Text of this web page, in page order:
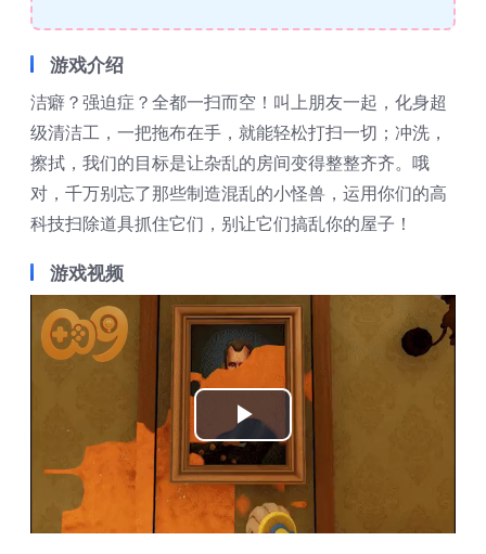
游戏介绍
洁癖？强迫症？全都一扫而空！叫上朋友一起，化身超
级清洁工，一把拖布在手，就能轻松打扫一切；冲洗，
擦拭，我们的目标是让杂乱的房间变得整整齐齐。哦
对，千万别忘了那些制造混乱的小怪兽，运用你们的高
科技扫除道具抓住它们，别让它们搞乱你的屋子！
游戏视频
Play
Video